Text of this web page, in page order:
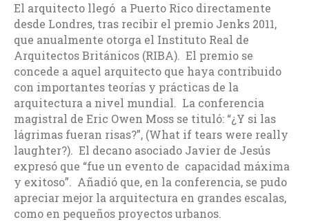
El arquitecto llegó a Puerto Rico directamente
desde Londres, tras recibir el premio Jenks 2011,
que anualmente otorga el Instituto Real de
Arquitectos Británicos (RIBA). El premio se
concede a aquel arquitecto que haya contribuido
con importantes teorías y prácticas de la
arquitectura a nivel mundial. La conferencia
magistral de Eric Owen Moss se tituló: “¿Y si las
lágrimas fueran risas?”, (What if tears were really
laughter?). El decano asociado Javier de Jesús
expresó que “fue un evento de capacidad máxima
y exitoso”. Añadió que, en la conferencia, se pudo
apreciar mejor la arquitectura en grandes escalas,
como en pequeños proyectos urbanos.